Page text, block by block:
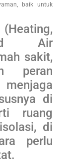
baik untuk
Air
sakit,
peran
di
ruang
di
perlu